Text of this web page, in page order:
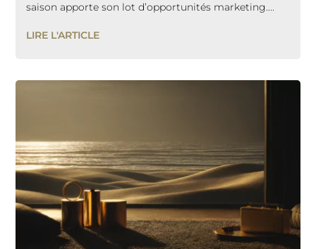
saison apporte son lot d’opportunités marketing....
LIRE L'ARTICLE